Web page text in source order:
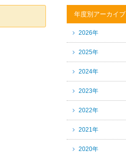
年度別アーカイブ
2026年
2025年
2024年
2023年
2022年
2021年
2020年